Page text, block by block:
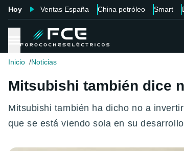
Hoy Ventas España China petróleo Smart
Inicio Noticias
Mitsubishi también dice
Mitsubishi también ha dicho no a
que se está viendo sola en su